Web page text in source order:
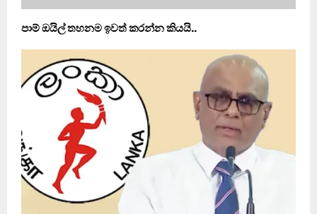
පාම් ඔයිල් තහනම ඉවත් කරන්න කියයි..